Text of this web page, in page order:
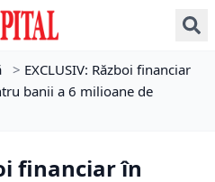
> EXCLUSIV: Război financiar
banii a 6 milioane de
financiar în